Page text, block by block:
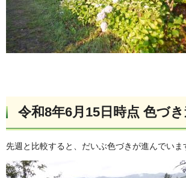
令和8年6月15日時点 色づ
先週と比較すると、だいぶ色づきが進んでいま